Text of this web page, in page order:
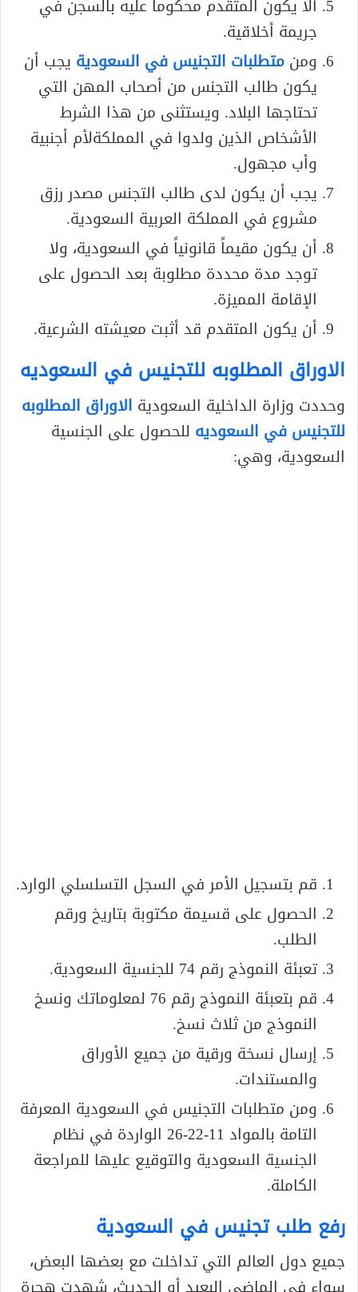
ألا يكون المتقدم محكوماً عليه بالسجن في
جريمة أخلاقية.
ومنمتطلبات التجنيس في السعودية يجب أن
يكون طالب التجنس من أصحاب المهن التي
تحتاجها البلاد. ويستثنى من هذا الشرط
الأشخاص الذين ولدوا في المملكةلأم أجنبية
وأب مجهول.
يجب أن يكون لدى طالب التجنس مصدر رزق
مشروع في المملكة العربية السعودية.
أن يكون مقيماً قانونياً في السعودية، ولا
توجد مدة محددة مطلوبة بعد الحصول على
الإقامة المميزة.
أن يكون المتقدم قد أثبت معيشته الشرعية.
الاوراق المطلوبه للتجنيس في السعوديه
وحددت وزارة الداخلية السعودية الاوراق المطلوبه
للتجنيس في السعوديه للحصول على الجنسية
السعودية، وهي:
قم بتسجيل الأمر في السجل التسلسلي الوارد.
الحصول على قسيمة مكتوبة بتاريخ ورقم
الطلب.
تعبئة النموذج رقم 74 للجنسية السعودية.
قم بتعبئة النموذج رقم 76 لمعلوماتك ونسخ
النموذج من ثلاث نسخ.
إرسال نسخة ورقية من جميع الأوراق
والمستندات.
ومن متطلبات التجنيس في السعودية المعرفة
التامة بالمواد 11-22-26 الواردة في نظام
الجنسية السعودية والتوقيع عليها للمراجعة
الكاملة.
رفع طلب تجنيس في السعودية
جميع دول العالم التي تداخلت مع بعضها البعض،